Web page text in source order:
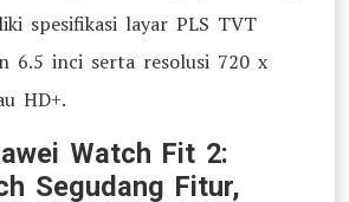
spesifikasi layar PLS TVT
6.5 inci serta resolusi 720 x
HD+.
Watch Fit 2:
Segudang Fitur,